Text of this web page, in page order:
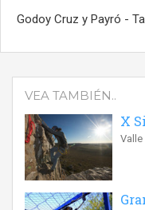
Godoy Cruz y Payró -
VEA TAMBIÉN..
X